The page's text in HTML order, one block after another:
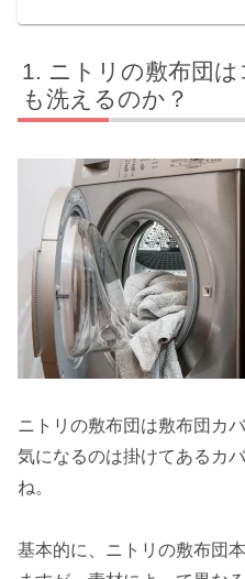
ニトリの敷布団
も洗えるのか？
ニトリの敷布団は敷布団カ
気になるのは掛けてあるカ
ね。
基本的に、ニトリの敷布団